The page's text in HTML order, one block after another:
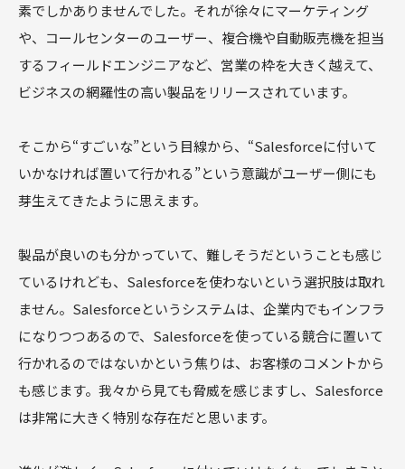
素でしかありませんでした。それが徐々にマーケティング
や、コールセンターのユーザー、複合機や自動販売機を担当
するフィールドエンジニアなど、営業の枠を大きく越えて、
ビジネスの網羅性の高い製品をリリースされています。
そこから“すごいな”という目線から、“Salesforceに付いて
いかなければ置いて行かれる”という意識がユーザー側にも
芽生えてきたように思えます。
製品が良いのも分かっていて、難しそうだということも感じ
ているけれども、Salesforceを使わないという選択肢は取れ
ません。Salesforceというシステムは、企業内でもインフラ
になりつつあるので、Salesforceを使っている競合に置いて
行かれるのではないかという焦りは、お客様のコメントから
も感じます。我々から見ても脅威を感じますし、Salesforce
は非常に大きく特別な存在だと思います。